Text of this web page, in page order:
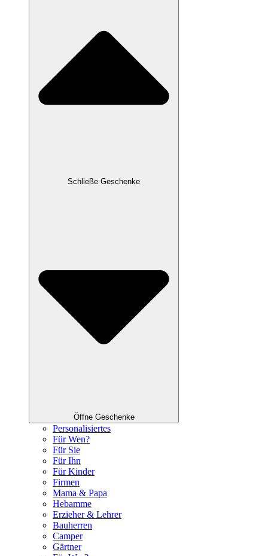
Schließe Geschenke
Öffne Geschenke
Personalisiertes
Für Wen?
Für Sie
Für Ihn
Für Kinder
Firmen
Mama & Papa
Hebamme
Erzieher & Lehrer
Bauherren
Camper
Gärtner